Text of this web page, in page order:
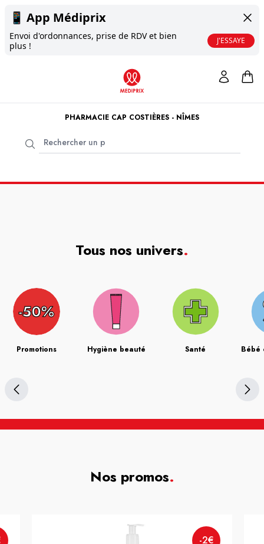
📱 App Médiprix
Envoi d'ordonnances, prise de RDV et bien
plus !
J'ESSAYE
PHARMACIE CAP COSTIÈRES - NÎMES
Tous nos univers.
Promotions Hygiène beauté Santé Bébé
Nos promos.
-2€